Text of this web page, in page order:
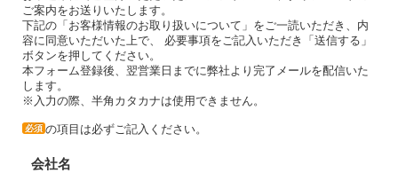
ご案内をお送りいたします。
下記の「お客様情報のお取り扱いについて」をご一読いただき、内
容に同意いただいた上で、 必要事項をご記入いただき「送信する」
ボタンを押してください。
本フォーム登録後、翌営業日までに弊社より完了メールを配信いた
します。
※入力の際、半角カタカナは使用できません。
必須 の項目は必ずご記入ください。
会社名